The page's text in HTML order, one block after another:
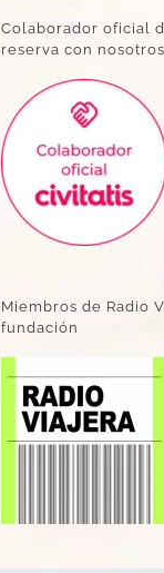
Colaborador oficial
reserva con
Miembros de Radio
fundación